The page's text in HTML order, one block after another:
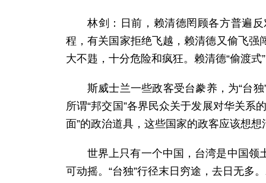
林剑：日前，赖清德罔顾各方普遍
程，有关国家拒绝飞越，赖清德又偷飞
大不韪，十分危险和疯狂。赖清德“偷渡
斯威士兰一些政客受台豢养，为“台
所谓“邦交国”各界民众关于发展对华关系
面”的政治道具，这些国家的政客应该想
世界上只有一个中国，台湾是中国领
可动摇。“台独”行径末日穷途，去日无多